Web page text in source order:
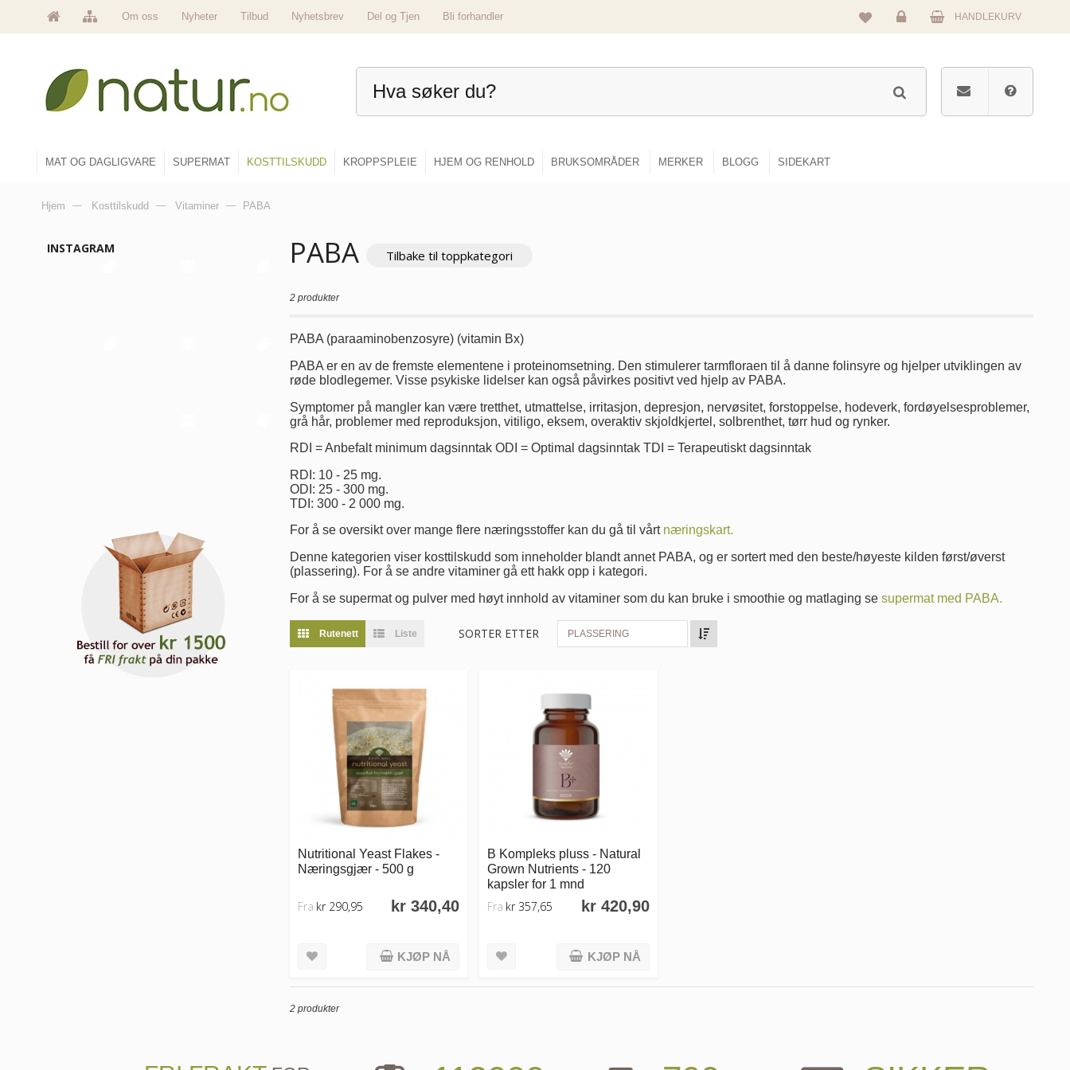
Om oss Nyheter Tilbud Nyhetsbrev Del og Tjen
Bli forhandler
Logg
HANDLEKURV
MAT OG DAGLIGVARE SUPERMAT KOSTTILSKUDD KROPPSPLEIE HJEM OG RENHOLD BRUKSOMRÅDER MERKER BLOGG SIDEKART
Hjem — Kosttilskudd — Vitaminer — PABA
PABA Tilbake til toppkategori
2 produkter
PABA (paraaminobenzosyre) (vitamin Bx)
PABA er en av de fremste elementene i proteinomsetning. Den stimulerer tarmfloraen til å danne folinsyre og hjelper utviklingen av
røde blodlegemer. Visse psykiske lidelser kan også påvirkes positivt ved hjelp av PABA.
Symptomer på mangler kan være tretthet, utmattelse, irritasjon, depresjon, nervøsitet, forstoppelse, hodeverk, fordøyelsesproblemer,
grå hår, problemer med reproduksjon, vitiligo, eksem, overaktiv skjoldkjertel, solbrenthet, tørr hud og rynker.
RDI = Anbefalt minimum dagsinntak ODI = Optimal dagsinntak TDI = Terapeutiskt dagsinntak
RDI: 10 - 25 mg.
ODI: 25 - 300 mg.
TDI: 300 - 2 000 mg.
For å se oversikt over mange flere næringsstoffer kan du gå til vårt næringskart.
Denne kategorien viser kosttilskudd som inneholder blandt annet PABA, og er sortert med den beste/høyeste kilden først/øverst
(plassering). For å se andre vitaminer gå ett hakk opp i kategori.
For å se supermat og pulver med høyt innhold av vitaminer som du kan bruke i smoothie og matlaging se supermat med PABA.
Rutenett Liste SORTER ETTER PLASSERING
Nutritional Yeast Flakes -
Næringsgjær - 500 g
kr 340,40
Fra kr 290,95
KJØP NÅ
B Kompleks pluss - Natural
Grown Nutrients - 120
kapsler for 1 mnd
kr 420,90
Fra kr 357,65
KJØP NÅ
2 produkter
INSTAGRAM